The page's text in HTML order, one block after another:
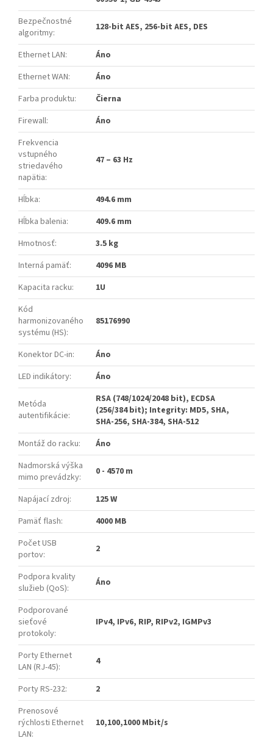
Bezpečnostné
algoritmy: 128-bit AES, 256-bit AES, DES
Ethernet LAN:
Áno
Ethernet WAN:
Áno
Farba produktu:
Čierna
Firewall:
Áno
Frekvencia
vstupného
striedavého
napätia:
47 – 63 Hz
Hĺbka:
494.6 mm
Hĺbka balenia:
409.6 mm
Hmotnosť:
3.5 kg
Interná pamäť:
4096 MB
Kapacita racku:
1U
Kód
harmonizovaného
systému (HS):
85176990
Konektor DC-in:
Áno
LED indikátory: Áno
Metóda
autentifikácie:
RSA (748/1024/2048 bit), ECDSA
(256/384 bit); Integrity: MD5, SHA,
SHA-256, SHA-384, SHA-512
Montáž do racku:
Áno
Nadmorská výška
mimo prevádzky: 0 - 4570 m
Napájací zdroj:
125 W
Pamäť flash:
4000 MB
Počet USB
portov: 2
Podpora kvality
služieb (QoS): Áno
Podporované
sieťové
protokoly:
IPv4, IPv6, RIP, RIPv2, IGMPv3
Porty Ethernet
LAN (RJ-45): 4
Porty RS-232:
2
Prenosové
rýchlosti Ethernet
LAN:
10,100,1000 Mbit/s